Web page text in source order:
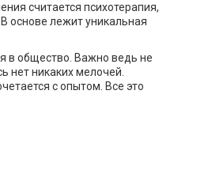
считается психотерапия,
основе лежит уникальная
в общество. Важно ведь не
нет никаких мелочей.
с опытом. Все это